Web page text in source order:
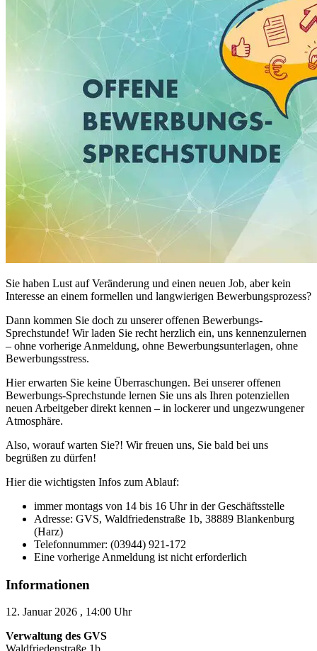
Sie haben Lust auf Veränderung und einen neuen Job, aber kein
Interesse an einem formellen und langwierigen Bewerbungsprozess?
Dann kommen Sie doch zu unserer offenen Bewerbungs-
Sprechstunde! Wir laden Sie recht herzlich ein, uns kennenzulernen
– ohne vorherige Anmeldung, ohne Bewerbungsunterlagen, ohne
Bewerbungsstress.
Hier erwarten Sie keine Überraschungen. Bei unserer offenen
Bewerbungs-Sprechstunde lernen Sie uns als Ihren potenziellen
neuen Arbeitgeber direkt kennen – in lockerer und ungezwungener
Atmosphäre.
Also, worauf warten Sie?! Wir freuen uns, Sie bald bei uns
begrüßen zu dürfen!
Hier die wichtigsten Infos zum Ablauf:
immer montags von 14 bis 16 Uhr in der Geschäftsstelle
Adresse: GVS, Waldfriedenstraße 1b, 38889 Blankenburg
(Harz)
Telefonnummer: (03944) 921-172
Eine vorherige Anmeldung ist nicht erforderlich
Informationen
12. Januar 2026 , 14:00 Uhr
Verwaltung des GVS